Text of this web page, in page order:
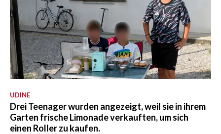
UDINE
Drei Teenager wurden angezeigt, weil sie in ihrem
Garten frische Limonade verkauften, um sich
einen Roller zu kaufen.